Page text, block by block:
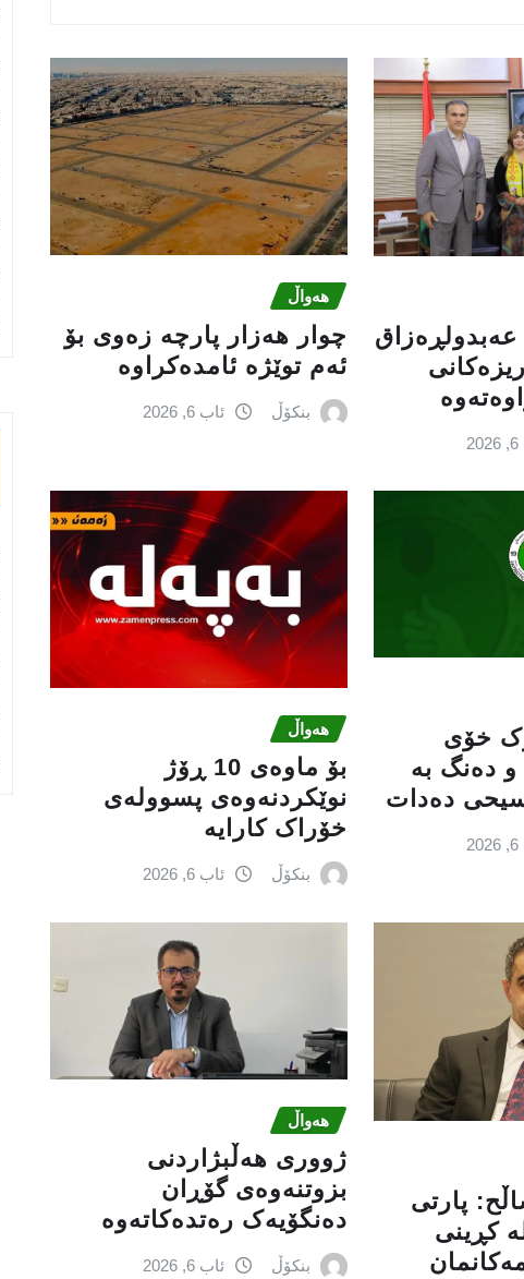
عه‌بدولڕه‌زاق
هەواڵ
چوار هەزار پارچە زەوی بۆ
ئەم توێژە ئامدەکراوە
بنکۆڵ ئاب 6, 2026
خۆی
و دەنگ بە
دەدات
هەواڵ
بۆ ماوەی 10 ڕۆژ
نوێکردنەوەی پسوولەی
خۆراک کارایە
بنکۆڵ ئاب 6, 2026
پارتی‌
كڕینی‌
هەواڵ
ژووری هەڵبژاردنی
بزوتنەوەى گۆڕان
دەنگۆیەک رەتدەکاتەوە
بنکۆڵ ئاب 6, 2026